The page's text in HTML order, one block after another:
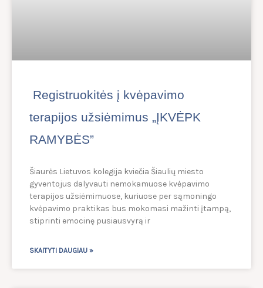
Registruokitės į kvėpavimo
terapijos užsiėmimus „ĮKVĖPK
RAMYBĖS”
Šiaurės Lietuvos kolegija kviečia Šiaulių miesto
gyventojus dalyvauti nemokamuose kvėpavimo
terapijos užsiėmimuose, kuriuose per sąmoningo
kvėpavimo praktikas bus mokomasi mažinti įtampą,
stiprinti emocinę pusiausvyrą ir
SKAITYTI DAUGIAU »